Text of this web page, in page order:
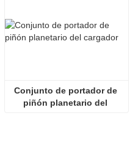
Conjunto de portador de
piñón planetario del